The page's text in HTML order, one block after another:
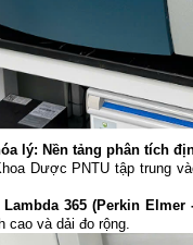
lý: Nền tảng phân tích
Dược PNTU tập trung
365 (Perkin Elmer
và dải đo rộng.